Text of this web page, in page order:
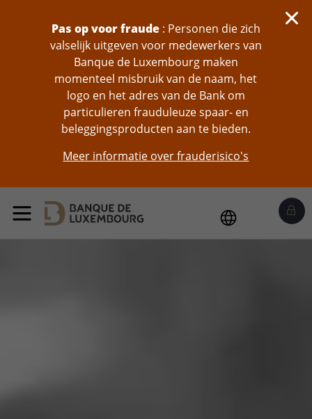
Pas op voor fraude: Personen die zich
valselijk uitgeven voor medewerkers van
Banque de Luxembourg maken
momenteel misbruik van de naam, het
logo en het adres van de Bank om
particulieren frauduleuze spaar- en
beleggingsproducten aan te bieden.
Meer informatie over frauderisico's